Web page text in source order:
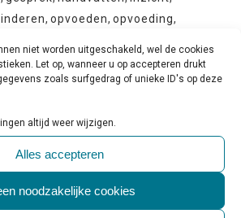
niet worden uitgeschakeld, wel de cookies
Let op, wanneer u op accepteren drukt
zoals surfgedrag of unieke ID's op deze
altijd weer wijzigen.
Alles accepteren
noodzakelijke cookies
, opvoeden, opvoeding,
Print page 0